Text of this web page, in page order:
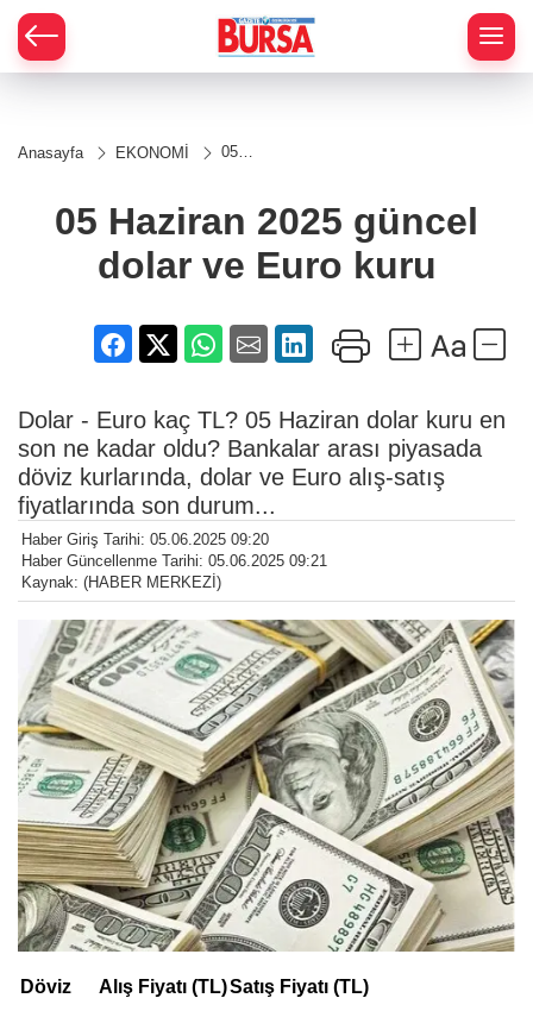
Anasayfa EKONOMİ
05
güncel
dolar
Euro
kuru
05 Haziran 2025 güncel
dolar ve Euro kuru
Dolar - Euro kaç TL? 05 Haziran dolar kuru en
son ne kadar oldu? Bankalar arası piyasada
döviz kurlarında, dolar ve Euro alış-satış
fiyatlarında son durum...
Haber Giriş Tarihi: 05.06.2025 09:20
Haber Güncellenme Tarihi: 05.06.2025 09:21
Kaynak: (HABER MERKEZİ)
Döviz Alış Fiyatı (TL)Satış Fiyatı (TL)